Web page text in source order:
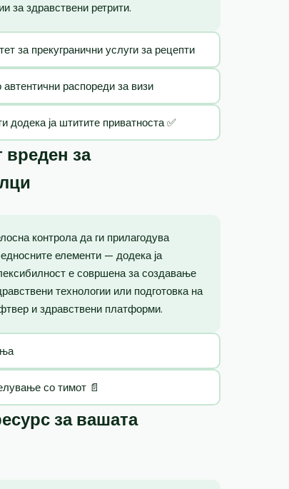
за здравствени ретрити.
за прекугранични услуги за рецепти
автентични распореди за визи
додека ја штитите приватноста ✅
за
контрола да ги прилагодува
елементи — додека ја
е совршена за создавање
технологии или подготовка на
и здравствени платформи.
со тимот 📄
за вашата